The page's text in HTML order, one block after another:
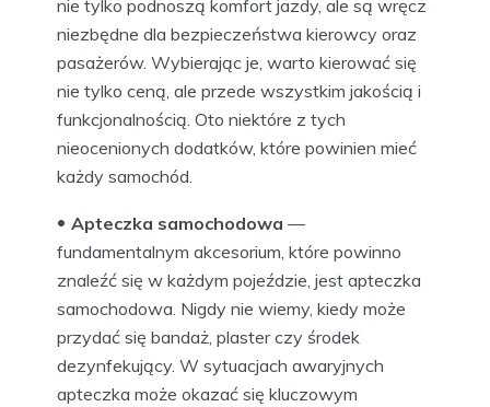
nie tylko podnoszą komfort jazdy, ale są wręcz
niezbędne dla bezpieczeństwa kierowcy oraz
pasażerów. Wybierając je, warto kierować się
nie tylko ceną, ale przede wszystkim jakością i
funkcjonalnością. Oto niektóre z tych
nieocenionych dodatków, które powinien mieć
każdy samochód.
Apteczka samochodowa —
fundamentalnym akcesorium, które powinno
znaleźć się w każdym pojeździe, jest apteczka
samochodowa. Nigdy nie wiemy, kiedy może
przydać się bandaż, plaster czy środek
dezynfekujący. W sytuacjach awaryjnych
apteczka może okazać się kluczowym